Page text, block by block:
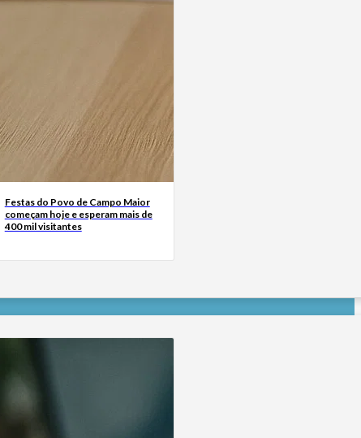
Festas do Povo de Campo Maior
começam hoje e esperam mais de
400 mil visitantes